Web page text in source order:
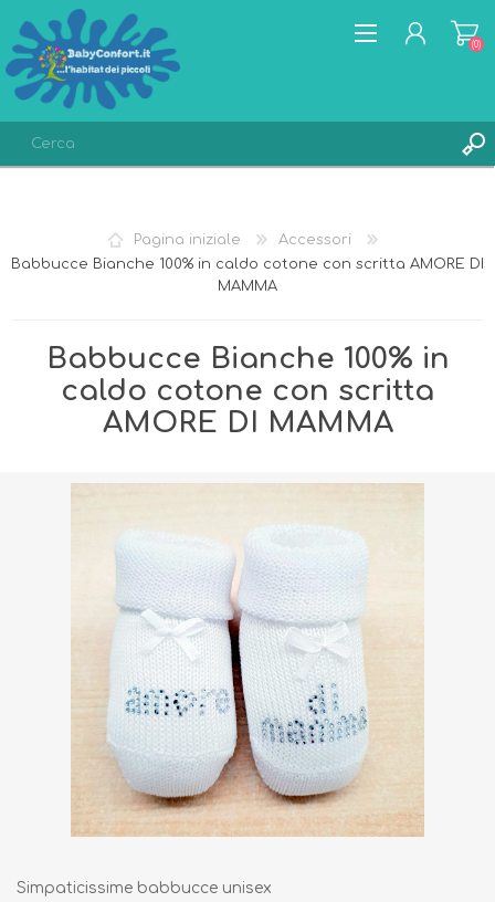
LISTA DEI DESIDERI
(0)
Pagina iniziale
Accessori
Babbucce Bianche 100% in caldo cotone con scritta AMORE DI
MAMMA
Babbucce Bianche 100% in
caldo cotone con scritta
AMORE DI MAMMA
Simpaticissime babbucce unisex